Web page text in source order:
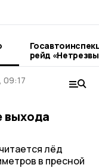
рейд
09:17
выхода
лёд
в пресной